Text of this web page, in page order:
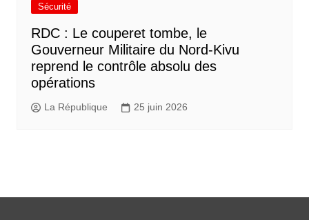
Sécurité
RDC : Le couperet tombe, le
Gouverneur Militaire du Nord-Kivu
reprend le contrôle absolu des
opérations
La République 25 juin 2026